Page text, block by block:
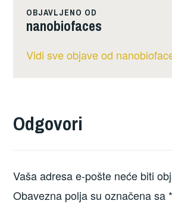
OBJAVLJENO OD
nanobiofaces
Vidi sve objave od
Odgovori
Vaša adresa e-pošte neće biti
Obavezna polja su označena sa